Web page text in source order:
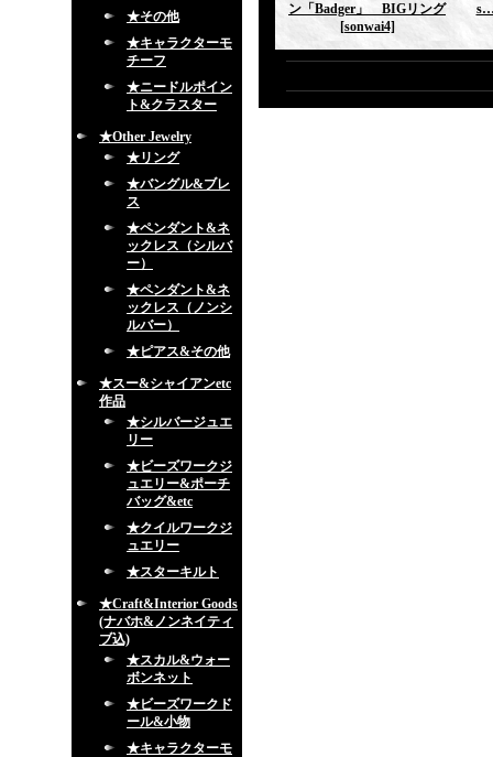
★その他
★キャラクターモ
チーフ
★ニードルポイン
ト&クラスター
★Other Jewelry
★リング
★バングル&ブレ
ス
★ペンダント&ネ
ックレス（シルバ
ー）
★ペンダント&ネ
ックレス（ノンシ
ルバー）
★ピアス&その他
★スー&シャイアンetc
作品
★シルバージュエ
リー
★ビーズワークジ
ュエリー&ポーチ
バッグ&etc
★クイルワークジ
ュエリー
★スターキルト
★Craft&Interior Goods
(ナバホ&ノンネイティ
ブ込)
★スカル&ウォー
ボンネット
★ビーズワークド
ール&小物
★キャラクターモ
ン「Badger」 BIGリング
[sonwai4]